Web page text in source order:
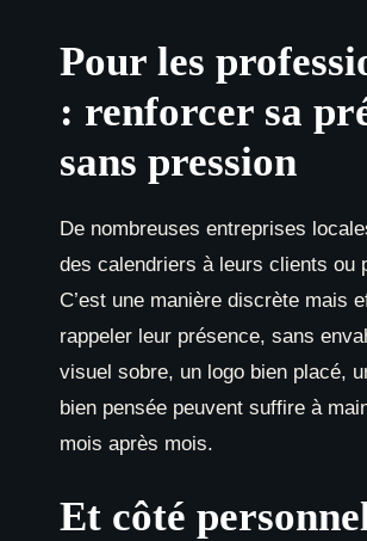
Pour les
: renforcer sa
sans pression
De nombreuses entreprises
des calendriers à leurs clients ou
C’est une manière discrète mais
rappeler leur présence, sans
visuel sobre, un logo bien placé,
bien pensée peuvent suffire à
mois après mois.
Et côté